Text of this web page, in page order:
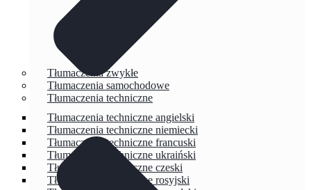
Tłumaczenia techniczne angielski
Tłumaczenia techniczne niemiecki
Tłumaczenia techniczne francuski
Tłumaczenia techniczne ukraiński
Tłumaczenia techniczne czeski
Tłumaczenia techniczne rosyjski
Tłumaczenia zwykłe
Tłumaczenia samochodowe
Tłumaczenia techniczne